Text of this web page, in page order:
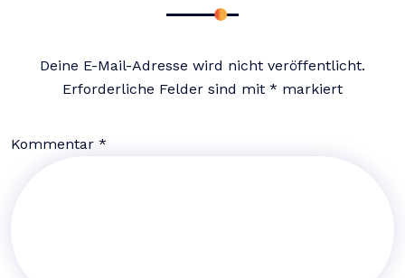
Deine E-Mail-Adresse wird nicht veröffentlicht.
Erforderliche Felder sind mit * markiert
Kommentar *